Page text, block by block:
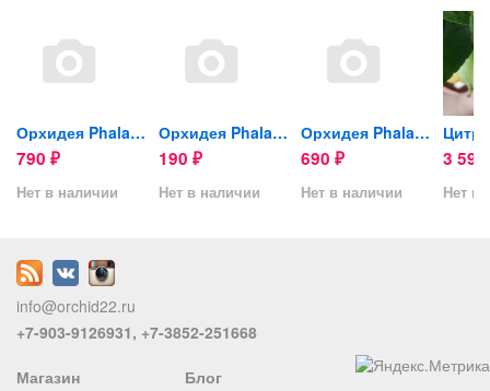
Орхидея Phalaenopsis...
790 ₽
Нет в наличии
Орхидея Phalaenopsis...
190 ₽
Нет в наличии
Орхидея Phalaenopsis...
690 ₽
Нет в наличии
3 590
Нет в
info@orchid22.ru
+7-903-9126931, +7-3852-251668
Магазин Блог